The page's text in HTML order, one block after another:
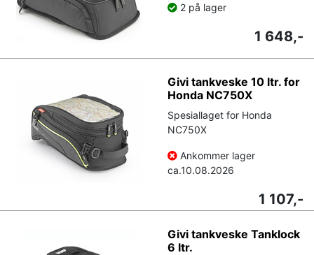
2 på lager
1 648,-
Givi tankveske 10 ltr. for
Honda NC750X
Spesiallaget for Honda
NC750X
Ankommer lager
ca.10.08.2026
1 107,-
Givi tankveske Tanklock
6 ltr.